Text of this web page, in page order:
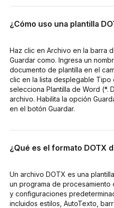
¿Cómo uso una plantilla
Haz clic en Archivo en la barra
Guardar como. Ingresa un
documento de plantilla en el
clic en la lista desplegable Tipo
selecciona Plantilla de Word (*.
archivo. Habilita la opción
en el botón Guardar.
¿Qué es el formato DOTX
Un archivo DOTX es una
un programa de procesamiento
y configuraciones
incluidos estilos, AutoTexto,